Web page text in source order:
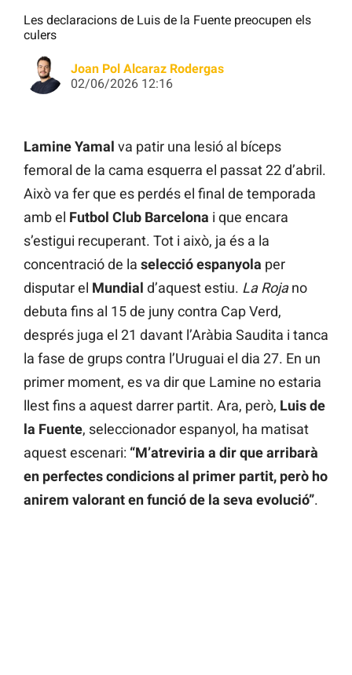
Les declaracions de Luis de la Fuente preocupen els
culers
Joan Pol Alcaraz Rodergas
02/06/2026 12:16
Lamine Yamal va patir una lesió al bíceps
femoral de la cama esquerra el passat 22 d’abril.
Això va fer que es perdés el final de temporada
amb el Futbol Club Barcelona i que encara
s’estigui recuperant. Tot i això, ja és a la
concentració de la selecció espanyola per
disputar el Mundial d’aquest estiu. La Rojano
debuta fins al 15 de juny contra Cap Verd,
després juga el 21 davant l’Aràbia Saudita i tanca
la fase de grups contra l’Uruguai el dia 27. En un
primer moment, es va dir que Lamine no estaria
llest fins a aquest darrer partit. Ara, però, Luis de
la Fuente, seleccionador espanyol, ha matisat
aquest escenari: “M’atreviria a dir que arribarà
en perfectes condicions al primer partit, però ho
anirem valorant en funció de la seva evolució”.